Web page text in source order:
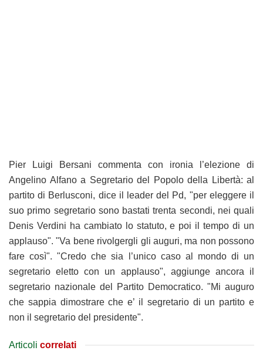
Pier Luigi Bersani commenta con ironia l’elezione di
Angelino Alfano a Segretario del Popolo della Libertà: al
partito di Berlusconi, dice il leader del Pd, "per eleggere il
suo primo segretario sono bastati trenta secondi, nei quali
Denis Verdini ha cambiato lo statuto, e poi il tempo di un
applauso". "Va bene rivolgergli gli auguri, ma non possono
fare così". "Credo che sia l’unico caso al mondo di un
segretario eletto con un applauso", aggiunge ancora il
segretario nazionale del Partito Democratico. "Mi auguro
che sappia dimostrare che e’ il segretario di un partito e
non il segretario del presidente".
Articoli correlati